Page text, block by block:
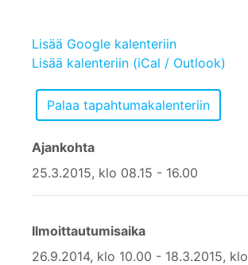
Lisää Google kalenteriin
Lisää kalenteriin (iCal / Outlook)
Ajankohta
25.3.2015, klo 08.15 - 16.00
Ilmoittautumisaika
26.9.2014, klo 10.00 - 18.3.2015,